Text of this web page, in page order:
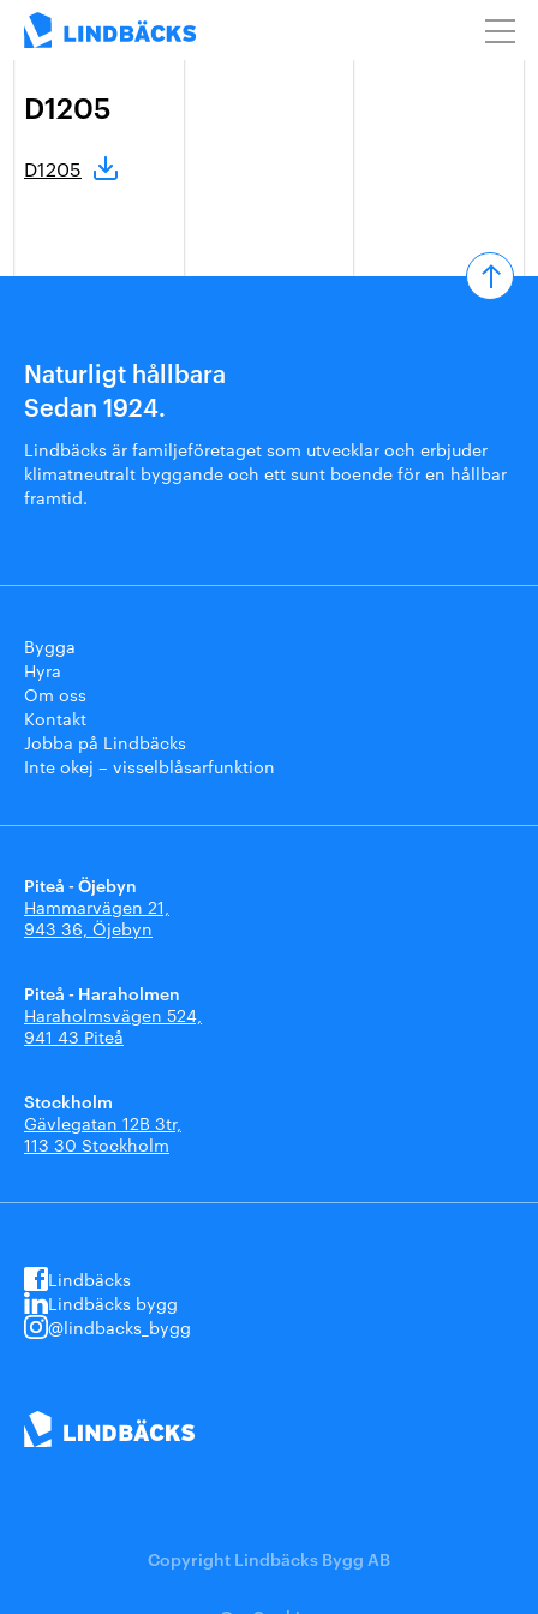
D1205
D1205
Naturligt hållbara
Sedan 1924.
Lindbäcks är familjeföretaget som utvecklar och erbjuder
klimatneutralt byggande och ett sunt boende för en hållbar
framtid.
Bygga
Hyra
Om oss
Kontakt
Jobba på Lindbäcks
Inte okej – visselblåsarfunktion
Piteå - Öjebyn
Hammarvägen 21,
943 36, Öjebyn
Piteå - Haraholmen
Haraholmsvägen 524,
941 43 Piteå
Stockholm
Gävlegatan 12B 3tr,
113 30 Stockholm
Lindbäcks
Lindbäcks bygg
@lindbacks_bygg
Copyright Lindbäcks Bygg AB